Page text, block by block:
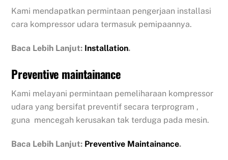
Kami mendapatkan permintaan pengerjaan installasi
cara kompressor udara termasuk pemipaannya.
Baca Lebih Lanjut: Installation.
Preventive maintainance
Kami melayani permintaan pemeliharaan kompressor
udara yang bersifat preventif secara terprogram ,
guna mencegah kerusakan tak terduga pada mesin.
Baca Lebih Lanjut: Preventive Maintainance.